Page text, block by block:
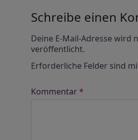
Schreibe einen
Deine E-Mail-Adresse wird
veröffentlicht.
Erforderliche Felder sind
Kommentar*